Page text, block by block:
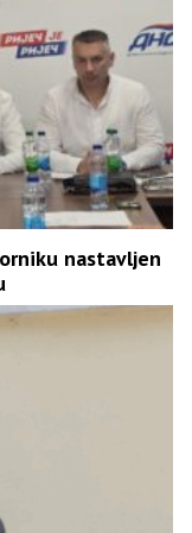
nastavljen